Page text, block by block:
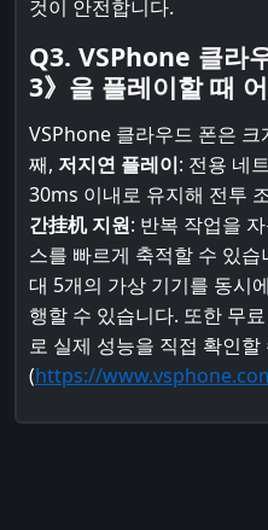
것이 안전합니다.
Q3. VSPhone 클라
3》을 플레이할 때
VSPhone 클라우드 폰은
째, 저지연 플레이: 전용 네
30ms 이내로 유지해 전투
간挂机 지원: 반복 작업을
스를 빠르게 축적할 수 있습
대 5개의 가상 기기를 동시
행할 수 있습니다. 또한 무
로 실제 성능을 직접 확인할
(https://